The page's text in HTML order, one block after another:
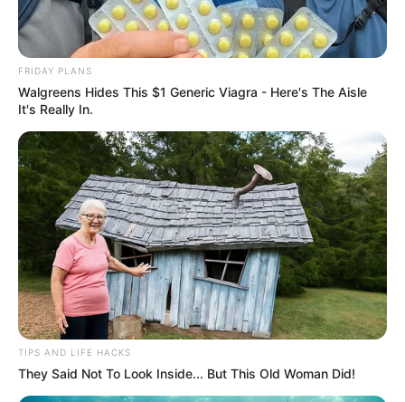
FRIDAY PLANS
Walgreens Hides This $1 Generic Viagra - Here's The Aisle
It's Really In.
TIPS AND LIFE HACKS
They Said Not To Look Inside... But This Old Woman Did!